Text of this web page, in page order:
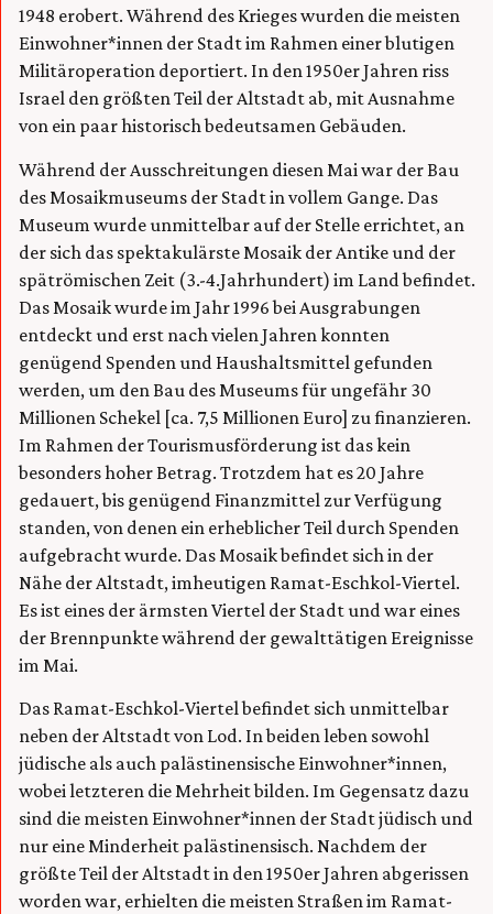
1948 erobert. Während des Krieges wurden die meisten
Einwohner*innen der Stadt im Rahmen einer blutigen
Militäroperation deportiert. In den 1950er Jahren riss
Israel den größten Teil der Altstadt ab, mit Ausnahme
von ein paar historisch bedeutsamen Gebäuden.
Während der Ausschreitungen diesen Mai war der Bau
des Mosaikmuseums der Stadt in vollem Gange. Das
Museum wurde unmittelbar auf der Stelle errichtet, an
der sich das spektakulärste Mosaik der Antike und der
spätrömischen Zeit (3.-4.Jahrhundert) im Land befindet.
Das Mosaik wurde im Jahr 1996 bei Ausgrabungen
entdeckt und erst nach vielen Jahren konnten
genügend Spenden und Haushaltsmittel gefunden
werden, um den Bau des Museums für ungefähr 30
Millionen Schekel [ca. 7,5 Millionen Euro] zu finanzieren.
Im Rahmen der Tourismusförderung ist das kein
besonders hoher Betrag. Trotzdem hat es 20 Jahre
gedauert, bis genügend Finanzmittel zur Verfügung
standen, von denen ein erheblicher Teil durch Spenden
aufgebracht wurde. Das Mosaik befindet sich in der
Nähe der Altstadt, imheutigen Ramat-Eschkol-Viertel.
Es ist eines der ärmsten Viertel der Stadt und war eines
der Brennpunkte während der gewalttätigen Ereignisse
im Mai.
Das Ramat-Eschkol-Viertel befindet sich unmittelbar
neben der Altstadt von Lod. In beiden leben sowohl
jüdische als auch palästinensische Einwohner*innen,
wobei letzteren die Mehrheit bilden. Im Gegensatz dazu
sind die meisten Einwohner*innen der Stadt jüdisch und
nur eine Minderheit palästinensisch. Nachdem der
größte Teil der Altstadt in den 1950er Jahren abgerissen
worden war, erhielten die meisten Straßen im Ramat-